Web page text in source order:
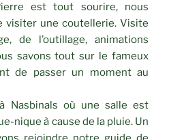
est tout sourire, nous
visiter une coutellerie. Visite
de l’outillage, animations
savons tout sur le fameux
de passer un moment au
Nasbinals où une salle est
nique à cause de la pluie. Un